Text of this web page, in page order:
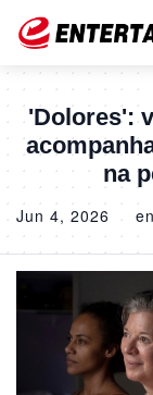
'Dolores':
na
Jun 4, 2026